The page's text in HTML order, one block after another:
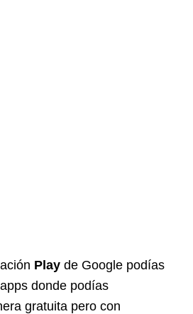
Play de Google podías
donde podías
gratuita pero con